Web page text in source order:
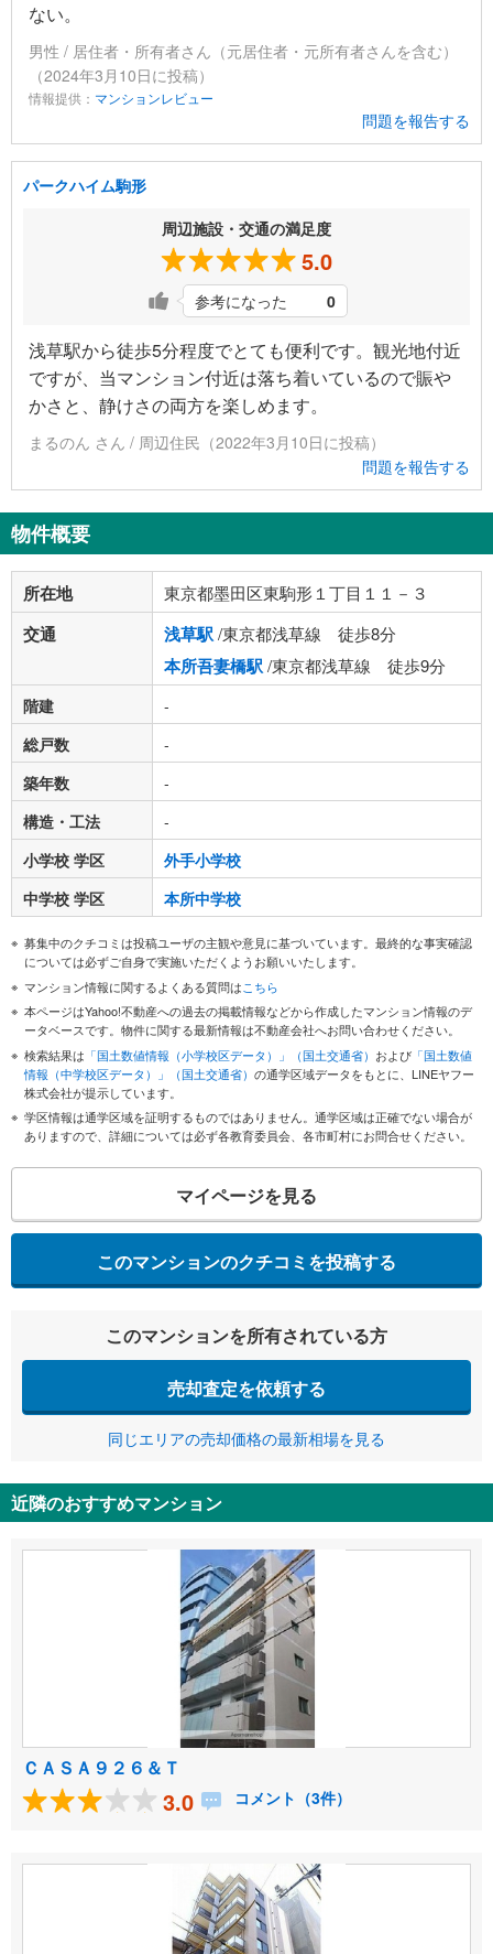
ない。
男性 / 居住者・所有者さん（元居住者・元所有者さんを含む）
（2024年3月10日に投稿）
情報提供： マンションレビュー
問題を報告する
パークハイム駒形
周辺施設・交通の満足度
5.0
参考になった 0
浅草駅から徒歩5分程度でとても便利です。観光地付近
ですが、当マンション付近は落ち着いているので賑や
かさと、静けさの両方を楽しめます。
まるのん さん / 周辺住民（2022年3月10日に投稿）
問題を報告する
物件概要
所在地 東京都墨田区東駒形１丁目１１－３
交通 浅草駅/東京都浅草線 徒歩8分
本所吾妻橋駅/東京都浅草線 徒歩9分
階建
-
総戸数
-
築年数
-
構造・工法
-
小学校 学区
外手小学校
中学校 学区
本所中学校
募集中のクチコミは投稿ユーザの主観や意見に基づいています。最終的な事実確認
については必ずご自身で実施いただくようお願いいたします。
マンション情報に関するよくある質問はこちら
本ページはYahoo!不動産への過去の掲載情報などから作成したマンション情報のデ
ータベースです。物件に関する最新情報は不動産会社へお問い合わせください。
検索結果は 「国土数値情報（小学校区データ）」（国土交通省） および 「国土数値
情報（中学校区データ）」（国土交通省） の通学区域データをもとに、LINEヤフー
株式会社が提示しています。
学区情報は通学区域を証明するものではありません。通学区域は正確でない場合が
ありますので、詳細については必ず各教育委員会、各市町村にお問合せください。
マイページを見る
このマンションのクチコミを投稿する
このマンションを所有されている方
売却査定を依頼する
同じエリアの売却価格の最新相場を見る
近隣のおすすめマンション
ＣＡＳＡ９２６＆Ｔ
3.0 コメント（3件）